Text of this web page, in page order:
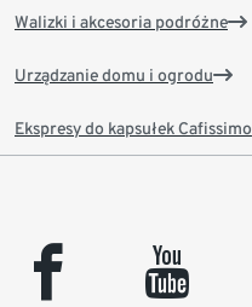
Walizki i akcesoria podróżne
Urządzanie domu i ogrodu
Ekspresy do kapsułek Cafissimo
facebook youtube